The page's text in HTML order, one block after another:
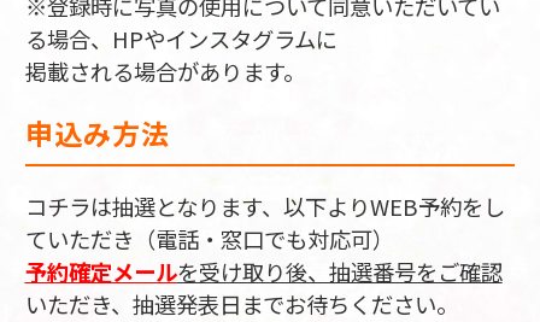
る場合、HPやインスタグラムに
掲載される場合があります。
申込み方法
コチラは抽選となります、以下よりWEB予約をし
ていただき（電話・窓口でも対応可）
予約確定メールを受け取り後、抽選番号をご確認
いただき、抽選発表日までお待ちください。